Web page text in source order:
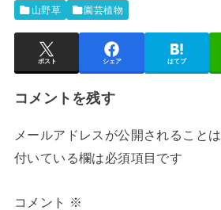
山野草 園芸植物
ポスト シェア はてブ
コメントを残す
メールアドレスが公開されること
付いている欄は必須項目です
コメント ※